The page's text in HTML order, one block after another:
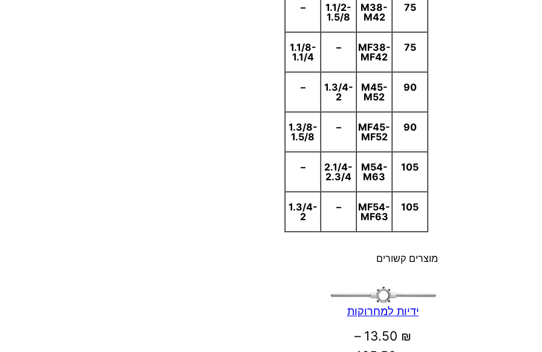
75
M38-
M42
1.1/2-
1.5/8
–
75
MF38-
MF42
–
1.1/8-
1.1/4
90
M45-
M52
1.3/4-
2
–
90
MF45-
MF52
–
1.3/8-
1.5/8
105
M54-
M63
2.1/4-
2.3/4
–
105
MF54-
MF63
–
1.3/4-
2
מוצרים קשורים
ידיות למחרוקות
13.50 ₪
–